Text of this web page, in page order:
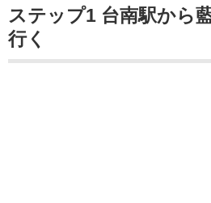
ステップ1 台南駅から
行く